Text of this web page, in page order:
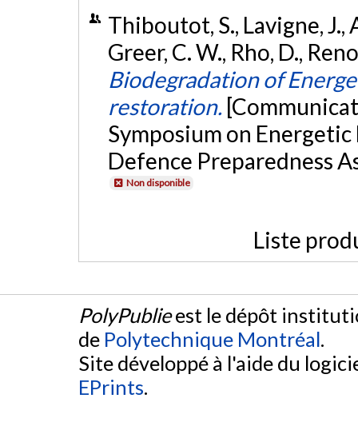
Thiboutot, S., Lavigne, J.,
Greer, C. W., Rho, D.,
Biodegradation of
restoration.
Symposium on
Defence Preparedness
Non disponible
Liste
PolyPublieest le dépôt
de Polytechnique Montréal.
Site développé à l'aide du
EPrints.